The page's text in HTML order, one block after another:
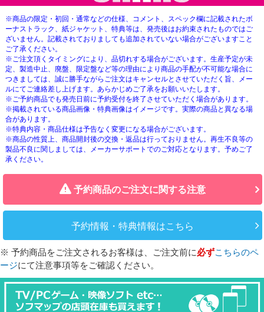
※商品の限定・初回・通常などの仕様、コメント、スペック欄に記載されたボ
ーナストラック、紙ジャケット、特典等は、発売後はお約束されたものではご
ざいません。記載されておりましても追加されていない場合がございますこと
ご了承ください。
※ご注文頂くタイミングにより、品切れする場合がございます。生産予定が未
定、製造中止、廃盤、限定盤など等の理由により商品の手配が不可能な場合に
つきましては、誠に勝手ながらご注文はキャンセルとさせていただく旨、メー
ルにてご連絡差し上げます。あらかじめご了承をお願いいたします。
※ご予約商品でも発売日前に予約受付を終了させていただく場合があります。
※掲載されている商品画像・特典画像はイメージです。実際の商品と異なる場
合があります。
※特典内容・商品仕様は予告なく変更になる場合がございます。
※商品の性質上、商品開封後の交換・返品は行っておりません。再生不良等の
製品不良に関しましては、メーカーサポートでのご対応となります。予めご了
承ください。
予約商品のご注文に関する注意
予約情報・特典情報はこちら
※ 予約商品をご注文されるお客様は、ご注文前に必ずこちらのペ
ージにて注意事項等をご確認ください。